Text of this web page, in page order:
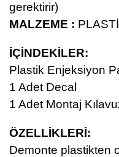
gerektirir)
MALZEME :
İÇİNDEKİLER:
Plastik Enjeksiyon
1 Adet Decal
1 Adet Montaj
ÖZELLİKLERİ:
Demonte plastikten